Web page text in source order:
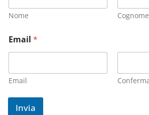
Nome Cognome
Email *
Email
Invia